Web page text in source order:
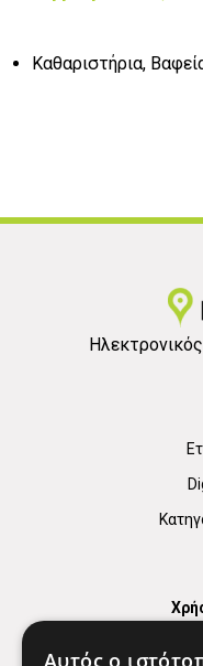
Καθαριστήρια,
Αυτός ο